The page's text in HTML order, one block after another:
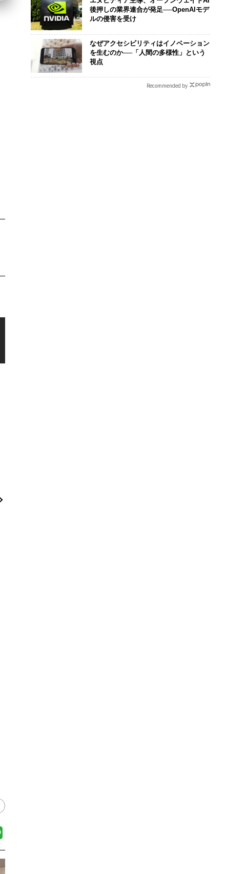
る1日│CAREER SUMMI
後押しの業界連合が発足──OpenAIモデ
ルの侵害を受け
なぜアクセシビリティはイノベーション
を生むのか──「人間の多様性」という
視点
Recommended by